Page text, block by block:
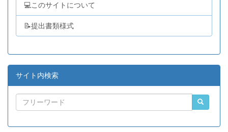
💻このサイトについて
📝提出書類様式
サイト内検索